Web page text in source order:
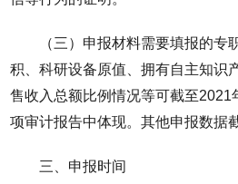
（三）申报材料需要填报的专
积、科研设备原值、拥有自主知识
售收入总额比例情况等可截至2021
项审计报告中体现。其他申报数据
三、申报时间